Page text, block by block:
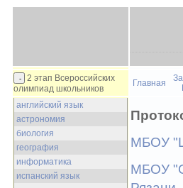
2 этап Всероссийских
олимпиад школьников
Главная
английский язык
астрономия
биология
география
информатика
испанский язык
МБОУ
МБОУ